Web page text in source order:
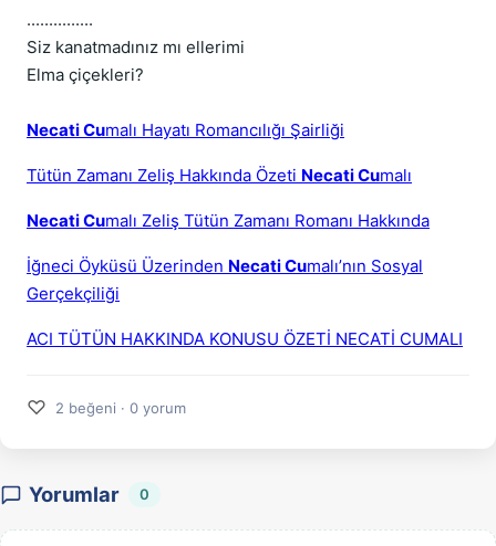
...............
Siz kanatmadınız mı ellerimi
Elma çiçekleri?
Necati Cumalı Hayatı Romancılığı Şairliği
Tütün Zamanı Zeliş Hakkında Özeti Necati Cumalı
Necati Cumalı Zeliş Tütün Zamanı Romanı Hakkında
İğneci Öyküsü Üzerinden Necati Cumalı’nın Sosyal
Gerçekçiliği
ACI TÜTÜN HAKKINDA KONUSU ÖZETİ NECATİ CUMALI
♡ 2 beğeni · 0 yorum
Yorumlar 0